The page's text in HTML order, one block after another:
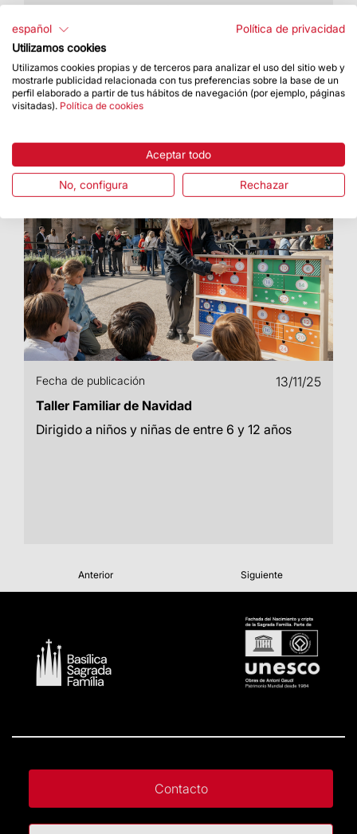
Fecha de publicación
13/11/25
Taller Familiar de Navidad
Dirigido a niños y niñas de entre 6 y 12 años
Anterior Siguiente
Contacto
español
Política de privacidad
Utilizamos cookies
Utilizamos cookies propias y de terceros para analizar el uso del sitio web y
mostrarle publicidad relacionada con tus preferencias sobre la base de un
perfil elaborado a partir de tus hábitos de navegación (por ejemplo, páginas
visitadas). Política de cookies
Aceptar todo
No, configura Rechazar